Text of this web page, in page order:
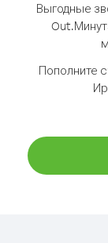
Выгодные
Out.
Пополните